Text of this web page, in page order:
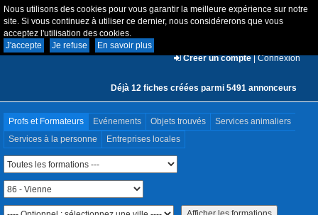
Nous utilisons des cookies pour vous garantir la meilleure expérience sur notre
site. Si vous continuez à utiliser ce dernier, nous considérerons que vous
acceptez l'utilisation des cookies.
J'accepte
Je refuse
En savoir plus
Créer un compte|Connexion
Déjà 12 fiches créées parmi 5491 annonceurs
Profs et Formateurs Evénements Objets trouvés
Services animaliers
Services à la personne
Entreprises locales